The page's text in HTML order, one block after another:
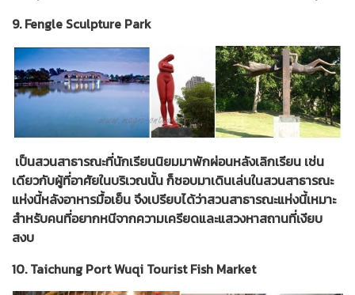
9. Fengle Sculpture Park
เป็นสวนสาธารณะที่นักเรียนนิยมมาพักผ่อนหลังเลิกเรียน เช่น
เดียวกับผู้ที่อาศัยในบริเวณนั้น ก็ชอบมาเดินเล่นในสวนสาธารณะ
แห่งนี้หลังอาหารมื้อเย็น จึงเปรียบได้ว่าสวนสาธารณะแห่งนี้เหมาะ
สำหรับคนที่อยากหนีจากความเครียดและแสวงหาสถานที่เงียบ
สงบ
10. Taichung Port Wuqi Tourist Fish Market